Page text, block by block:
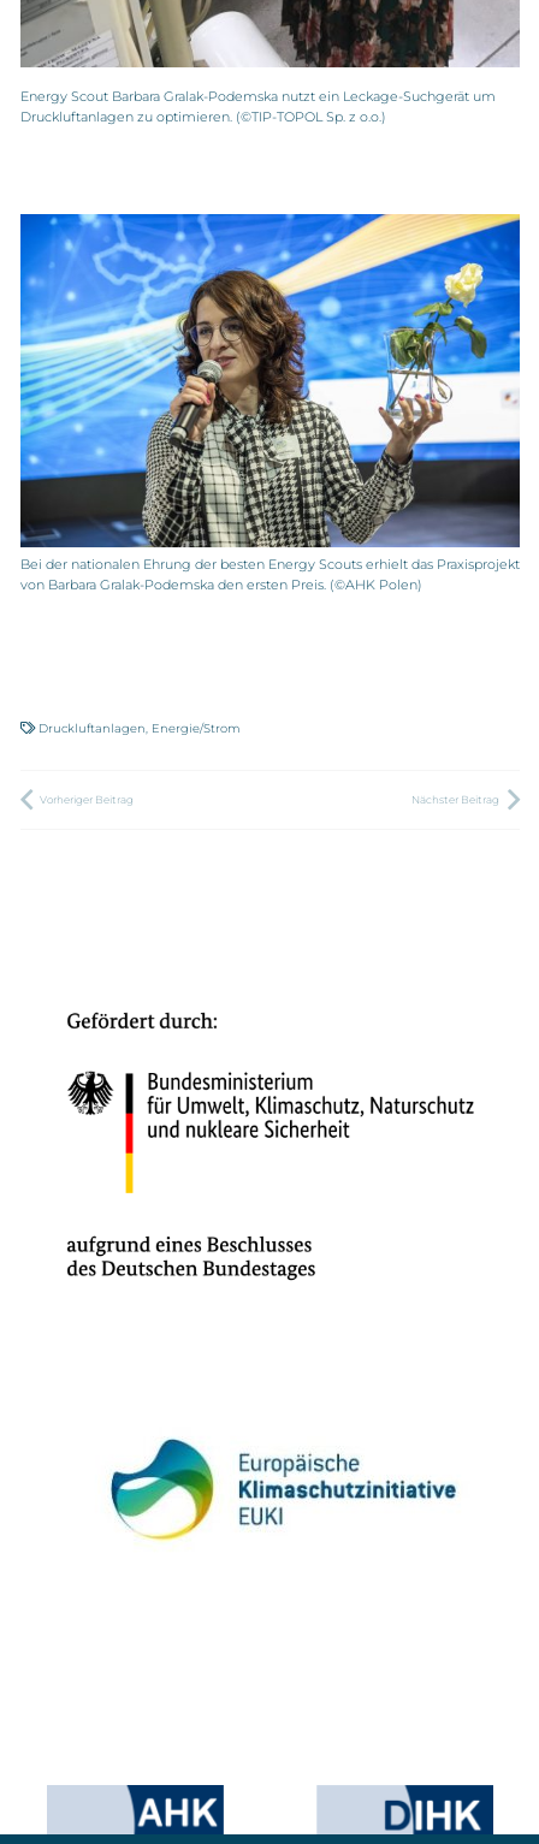
Energy Scout Barbara Gralak-Podemska nutzt ein Leckage-Suchgerät um
Druckluftanlagen zu optimieren. (©TIP-TOPOL Sp. z o.o.)
Bei der nationalen Ehrung der besten Energy Scouts erhielt das Praxisprojekt
von Barbara Gralak-Podemska den ersten Preis. (©AHK Polen)
Druckluftanlagen Energie/Strom
Vorheriger Beitrag Nächster Beitrag